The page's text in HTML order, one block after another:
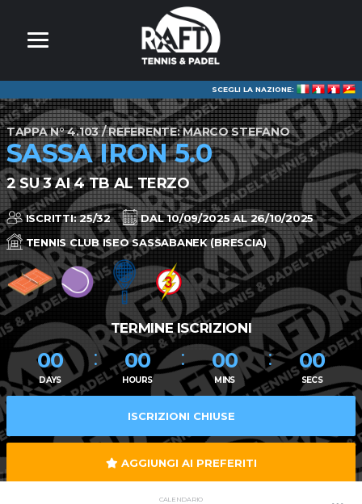
SCEGLI LA NAZIONE:
TAPPA N° 4.103 / REFERENTE: MARCO STEFANO
SASSA IRON 5.0
2 SU 3 AI 4 TB AL TERZO
ISCRITTI: 25/32
DAL 10/09/2025 AL 26/10/2025
TENNIS CLUB ISEO SASSABANEK (BRESCIA)
TERMINE ISCRIZIONI
00
DAYS
00
HOURS
00
MINS
00
SECS
ISCRIZIONI CHIUSE
AGGIUNGI AI PREFERITI
CALENDARIO